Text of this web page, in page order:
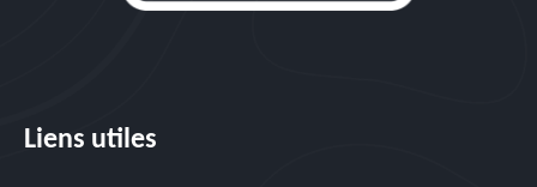
Liens utiles